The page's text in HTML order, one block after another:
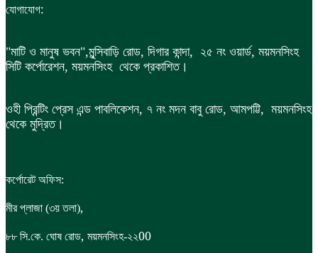
যোগাযোগ:
"মাটি ও মানুষ ভবন",মুন্সিবাড়ি রোড, দিগার কান্দা, ২৫ নং ওয়ার্ড, ময়মনসিংহ
সিটি কর্পোরেশন, ময়মনসিংহ থেকে প্রকাশিত।
ওহী প্রিন্টিং প্রেস এন্ড পাবলিকেশন, ৭ নং মদন বাবু রোড, আমপট্টি, ময়মনসিংহ
থেকে মুদ্রিত।
কর্পোরেট অফিস:
মীর প্লাজা (৩য় তলা),
৮৮ সি.কে. ঘোষ রোড, ময়মনসিংহ-২২00